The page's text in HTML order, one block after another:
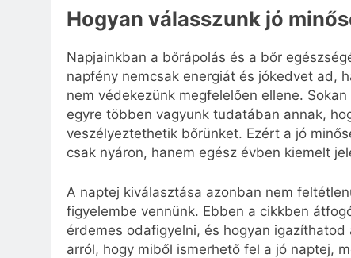
Hogyan válasszunk jó
Napjainkban a bőrápolás és a bőr
napfény nemcsak energiát és jókedvet ad,
nem védekezünk megfelelően ellene.
egyre többen vagyunk tudatában annak,
veszélyeztethetik bőrünket. Ezért a jó
csak nyáron, hanem egész évben kiemelt
A naptej kiválasztása azonban nem
figyelembe vennünk. Ebben a cikkben
érdemes odafigyelni, és hogyan
arról, hogy miből ismerhető fel a jó naptej,